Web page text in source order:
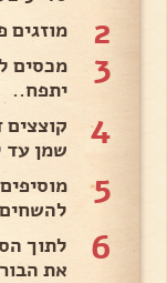
2 מוזגים
3
יתפח..
4
שמן
5
6
לתוך
את